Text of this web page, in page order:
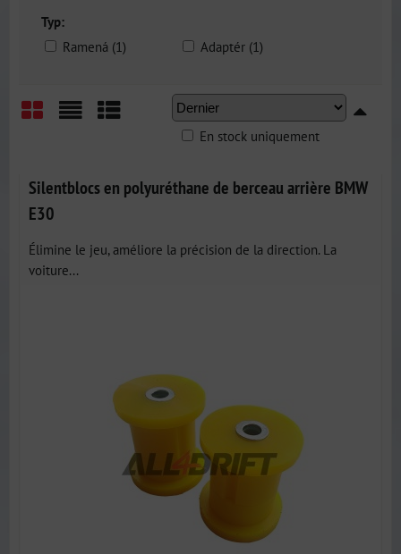
Typ:
Ramená (1)
Adaptér (1)
En stock uniquement
Silentblocs en polyuréthane de berceau arrière BMW
E30
Élimine le jeu, améliore la précision de la direction. La
voiture...